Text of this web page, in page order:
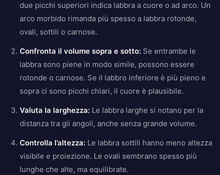
due picchi superiori indica labbra a cuore o ad arco. Un
arco morbido rimanda più spesso a labbra rotonde,
ovali, sottili o carnose.
Confronta il volume sopra e sotto: Se entrambe le
labbra sono piene in modo simile, possono essere
rotonde o carnose. Se il labbro inferiore è più pieno e
sopra ci sono picchi chiari, il cuore è plausibile.
Valuta la larghezza: Le labbra larghe si notano per la
distanza tra gli angoli, anche senza grande volume.
Controlla l’altezza: Le labbra sottili hanno meno altezza
visibile e proiezione. Le ovali sembrano spesso più
lunghe che alte, ma equilibrate.